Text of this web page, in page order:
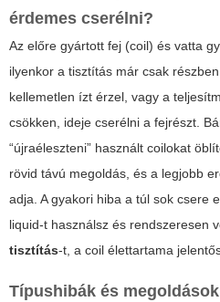
érdemes cserélni?
Az előre gyártott fej (coil) és vatta
ilyenkor a tisztítás már csak
kellemetlen ízt érzel, vagy a
csökken, ideje cserélni a fejrészt.
“újraéleszteni” használt coilokat
rövid távú megoldás, és a legjobb
adja. A gyakori hiba a túl sok csere
liquid-t használsz és rendszeresen
tisztítás-t, a coil élettartama
Típushibák és megoldások